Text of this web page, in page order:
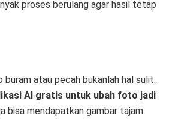
proses berulang agar hasil tetap
buram atau pecah bukanlah hal sulit.
AI gratis untuk ubah foto jadi
bisa mendapatkan gambar tajam